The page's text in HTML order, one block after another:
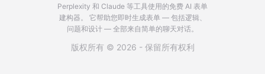
Perplexity 和 Claude 等工具使用的免费 AI 表单
建构器。
它帮助您即时生成表单 — 包括逻辑、
问题和设计 — 全部来自简单的聊天对话。
版权所有 © 2026 - 保留所有权利